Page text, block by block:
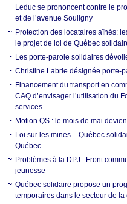
Leduc se prononcent contre le
et de l’avenue Souligny
Protection des locataires aînés:
le projet de loi de Québec
Les porte-parole solidaires
Christine Labrie désignée porte-
Financement du transport en
CAQ d’envisager l’utilisation du
services
Motion QS : le mois de mai
Loi sur les mines – Québec
Québec
Problèmes à la DPJ : Front
jeunesse
Québec solidaire propose un
temporaires dans le secteur de la